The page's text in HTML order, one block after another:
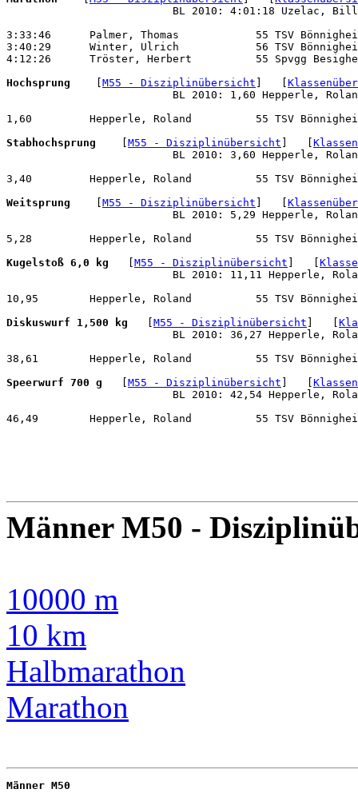
BL 2010: 4:01:18 Uzelac,
3:33:46      Palmer, Thomas            55 TSV
3:40:29      Winter, Ulrich            56 TSV
4:12:26      Tröster, Herbert          55 Spvgg
Hochsprung
M55 - Disziplinübersicht
BL 2010: 1,60 Hepperle,
1,60         Hepperle, Roland          55 TSV
Stabhochsprung
M55 - Disziplinübersicht
BL 2010: 3,60 Hepperle,
3,40         Hepperle, Roland          55 TSV
Weitsprung
M55 - Disziplinübersicht
BL 2010: 5,29 Hepperle,
5,28         Hepperle, Roland          55 TSV
Kugelstoß 6,0 kg
M55 - Disziplinübersicht
BL 2010: 11,11 Hepperle,
10,95        Hepperle, Roland          55 TSV
Diskuswurf 1,500 kg
M55 - Disziplinübersicht
BL 2010: 36,27 Hepperle,
38,61        Hepperle, Roland          55 TSV
Speerwurf 700 g
M55 - Disziplinübersicht
BL 2010: 42,54 Hepperle,
46,49        Hepperle, Roland          55 TSV
Männer M50 -
10000 m
10 km
Halbmarathon
Marathon
Männer M50